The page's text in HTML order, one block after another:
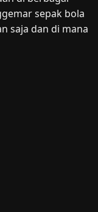
sepak bola
saja dan di mana